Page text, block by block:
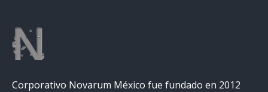
Corporativo Novarum México fue fundado en 2012